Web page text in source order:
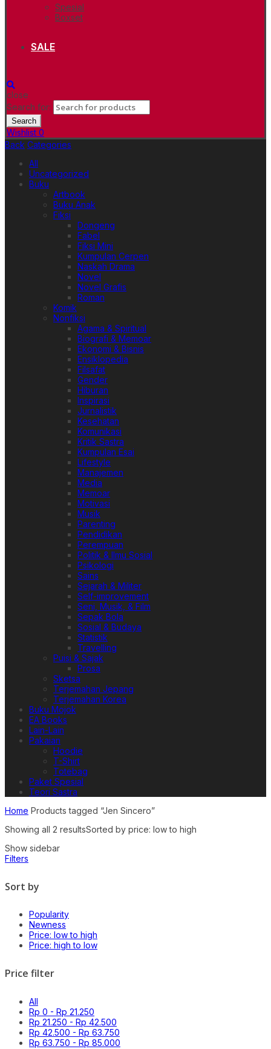
Spesial
Boxset
SALE
close
Search for:
Search
Wishlist 0
Back Categories
All
Uncategorized
Buku
Artbook
Buku Anak
Fiksi
Dongeng
Fabel
Fiksi Mini
Kumpulan Cerpen
Naskah Drama
Novel
Novel Grafis
Roman
Komik
Nonfiksi
Agama & Spiritual
Biografi & Memoar
Ekonomi & Bisnis
Ensiklopedia
Filsafat
Gender
Hiburan
Inspirasi
Jurnalistik
Kesehatan
Komunikasi
Kritik Sastra
Kumpulan Esai
Lifestyle
Manajemen
Media
Memoar
Motivasi
Musik
Parenting
Pendidikan
Perempuan
Politik & Ilmu Sosial
Psikologi
Sains
Sejarah & Militer
Self-improvement
Seni, Musik, & Film
Sepak Bola
Sosial & Budaya
Statistik
Travelling
Puisi & Sajak
Prosa
Sketsa
Terjemahan Jepang
Terjemahan Korea
Buku Mojok
EA Books
Lain-Lain
Pakaian
Hoodie
T-Shirt
Totebag
Paket Spesial
Teori Sastra
Home Products tagged “Jen Sincero”
Showing all 2 resultsSorted by price: low to high
Show sidebar
Filters
Sort by
Popularity
Newness
Price: low to high
Price: high to low
Price filter
All
Rp 0 - Rp 21.250
Rp 21.250 - Rp 42.500
Rp 42.500 - Rp 63.750
Rp 63.750 - Rp 85.000